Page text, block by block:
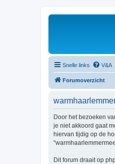
Snelle links V&A
Forumoverzicht
Door het bezoeken
je niet akkoord gaat
hiervan tijdig op de
Dit forum draait op